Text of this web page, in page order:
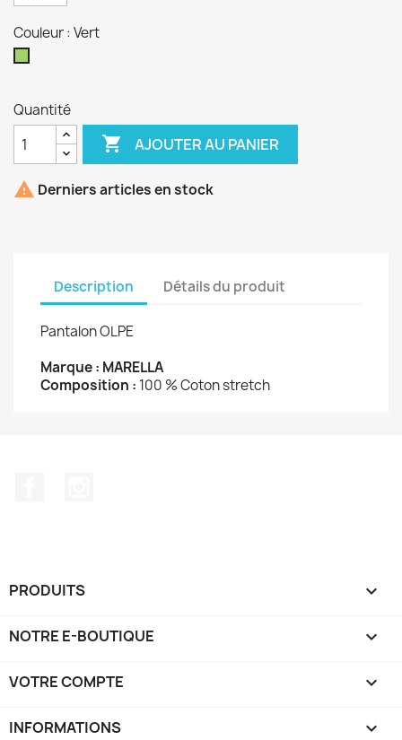
Couleur : Vert
Quantité
 AJOUTER AU PANIER
 Derniers articles en stock
Description Détails du produit
Pantalon OLPE
Marque : MARELLA
Composition : 100 % Coton stretch
PRODUITS 
NOTRE E-BOUTIQUE 
VOTRE COMPTE 
INFORMATIONS keyboard_arrow_down